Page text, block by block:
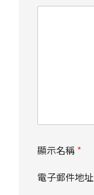
顯示名稱 *
電子郵件地址